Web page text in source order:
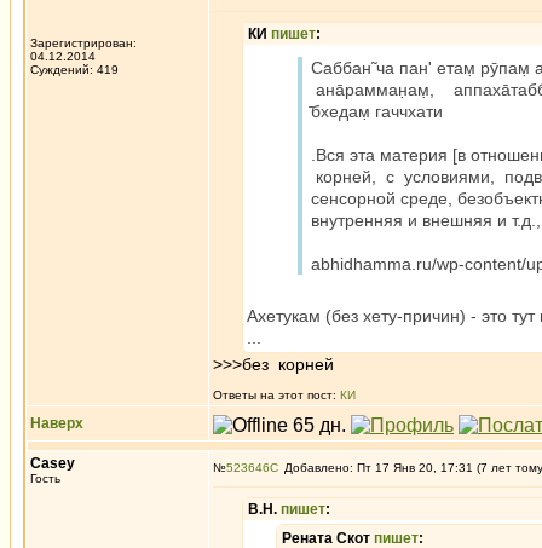
Зарегистрирован:
04.12.2014
Суждений: 419
КИ пишет:
Саббан̃ ча пан' етам̣ рӯпам̣
ана̄рамман̣ам̣,
̄бхедам̣ гаччхати
.Вся эта материя [в
корней, с условиями,
сенсорной среде,
внутренняя и внешняя и
abhidhamma.ru/wp-content/
Ахетукам (без хету-причин) - это
>>>без корней
Ответы на этот пост: КИ
Наверх
Casey
Гость
№523646 Добавлено: Пт 17 Янв 20, 17:31 (7 лет
В.Н. пишет:
Рената Скот пишет: